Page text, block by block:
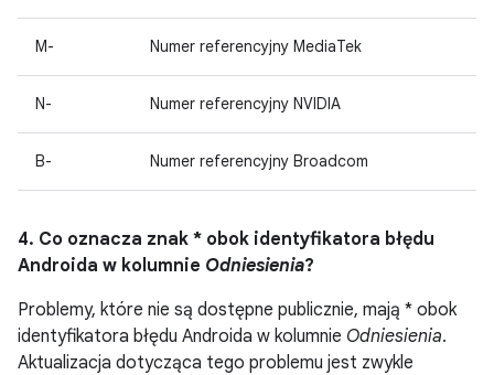
M- Numer referencyjny MediaTek
N- Numer referencyjny NVIDIA
B- Numer referencyjny Broadcom
4. Co oznacza znak * obok identyfikatora błędu
Androida w kolumnie Odniesienia?
Problemy, które nie są dostępne publicznie, mają * obok
identyfikatora błędu Androida w kolumnie Odniesienia.
Aktualizacja dotycząca tego problemu jest zwykle